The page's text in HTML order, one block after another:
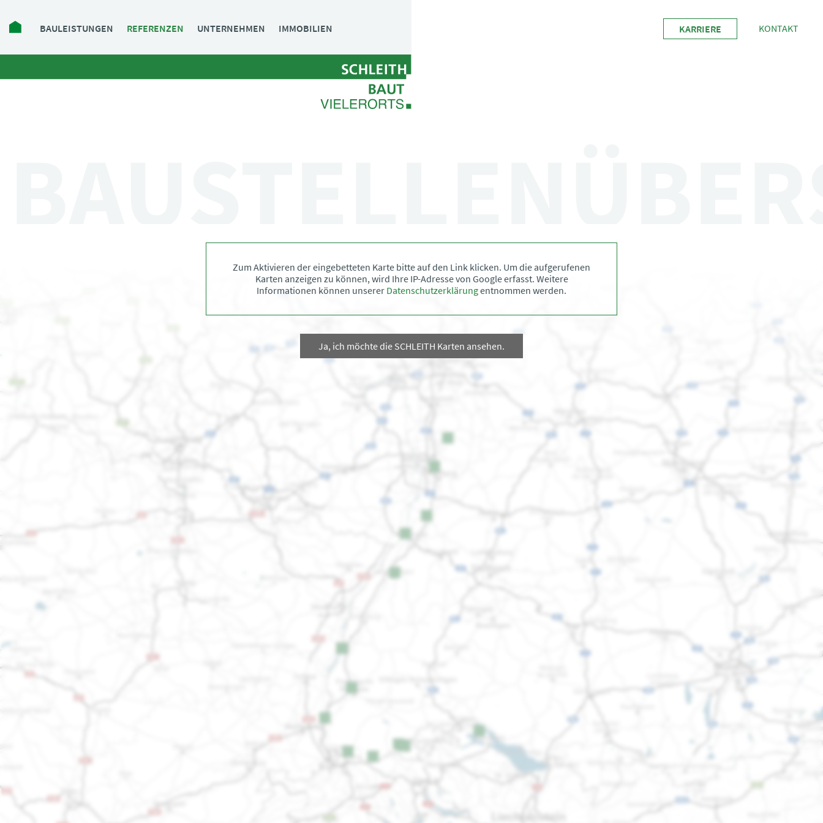
NavigationBAULEISTUNGEN REFERENZEN UNTERNEHMEN IMMOBILIEN KARRIERE KONTAKT
Zum Aktivieren der eingebetteten Karte bitte auf den Link klicken. Um die aufgerufenen
Karten anzeigen zu können, wird Ihre IP-Adresse von Google erfasst. Weitere
Informationen können unserer Datenschutzerklärungentnommen werden.
Ja, ich möchte die SCHLEITH Karten ansehen.